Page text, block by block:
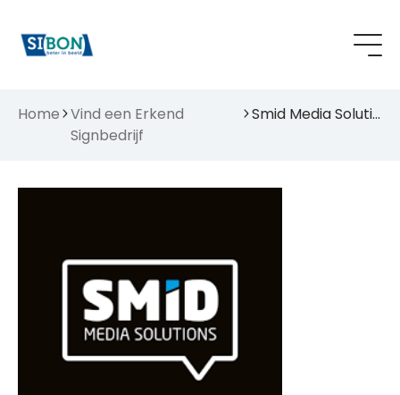
Home Vind een Erkend
Signbedrijf
Smid Media Solutions